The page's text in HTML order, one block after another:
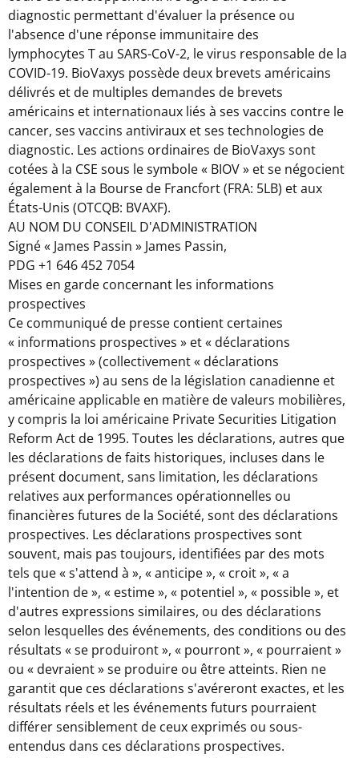
diagnostic permettant d'évaluer la présence ou
l'absence d'une réponse immunitaire des
lymphocytes T au SARS-CoV-2, le virus responsable de la
COVID-19. BioVaxys possède deux brevets américains
délivrés et de multiples demandes de brevets
américains et internationaux liés à ses vaccins contre le
cancer, ses vaccins antiviraux et ses technologies de
diagnostic. Les actions ordinaires de BioVaxys sont
cotées à la CSE sous le symbole « BIOV » et se négocient
également à la Bourse de Francfort (FRA: 5LB) et aux
États-Unis (OTCQB: BVAXF).
AU NOM DU CONSEIL D'ADMINISTRATION
Signé « James Passin » James Passin,
PDG +1 646 452 7054
Mises en garde concernant les informations
prospectives
Ce communiqué de presse contient certaines
« informations prospectives » et « déclarations
prospectives » (collectivement « déclarations
prospectives ») au sens de la législation canadienne et
américaine applicable en matière de valeurs mobilières,
y compris la loi américaine Private Securities Litigation
Reform Act de 1995. Toutes les déclarations, autres que
les déclarations de faits historiques, incluses dans le
présent document, sans limitation, les déclarations
relatives aux performances opérationnelles ou
financières futures de la Société, sont des déclarations
prospectives. Les déclarations prospectives sont
souvent, mais pas toujours, identifiées par des mots
tels que « s'attend à », « anticipe », « croit », « a
l'intention de », « estime », « potentiel », « possible », et
d'autres expressions similaires, ou des déclarations
selon lesquelles des événements, des conditions ou des
résultats « se produiront », « pourront », « pourraient »
ou « devraient » se produire ou être atteints. Rien ne
garantit que ces déclarations s'avéreront exactes, et les
résultats réels et les événements futurs pourraient
différer sensiblement de ceux exprimés ou sous-
entendus dans ces déclarations prospectives.